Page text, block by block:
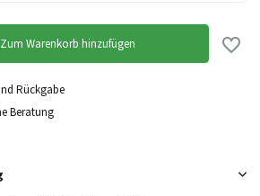
Zum Warenkorb hinzufügen
Rückgabe
Beratung